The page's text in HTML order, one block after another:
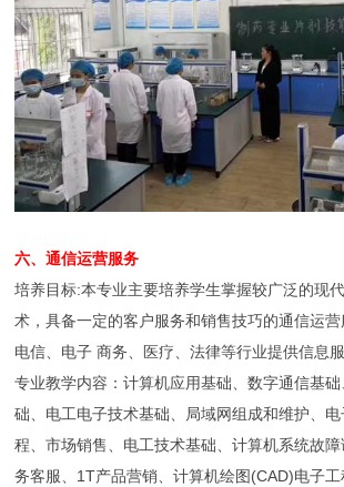
六、通信运营服务
培养目标:本专业主要培养学生掌握较广泛的现
术，具备一定的客户服务和销售技巧的通信运营
电信、电子 商务、医疗、法律等行业提供信息服
专业教学内容：计算机应用基础、数字通信基
础、电工电子技术基础、局域网组成和维护、
程、市场销售、电工技术基础、计算机系统故
务客服、1T产品营销、计算机绘图(CAD)电子